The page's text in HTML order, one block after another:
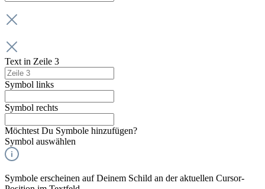
Text in Zeile 3
Symbol links
Symbol rechts
Möchtest Du Symbole hinzufügen?
Symbol auswählen
Symbole erscheinen auf Deinem Schild an der aktuellen Cursor-